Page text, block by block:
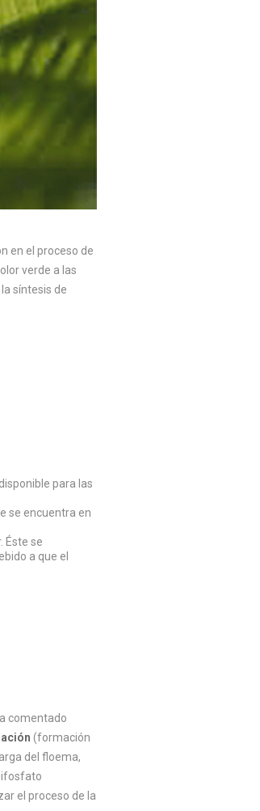
en el proceso de
verde a las
síntesis de
para las
se encuentra en
Éste se
a que el
comentado
(formación
del floema,
el proceso de la